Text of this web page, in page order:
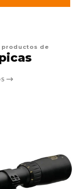
de